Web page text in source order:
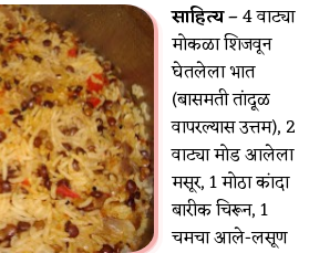
साहित्य –4 वाट्या
मोकळा शिजवून
घेतलेला भात
(बासमती तांदूळ
वापरल्यास उत्तम), 2
वाट्या मोड आलेला
मसूर, 1 मोठा कांदा
बारीक चिरून, 1
चमचा आले-लसूण